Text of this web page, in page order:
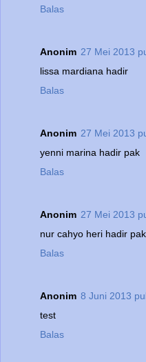
Balas
Anonim 27 Mei 2013
lissa mardiana hadir
Balas
Anonim 27 Mei 2013
yenni marina hadir pak
Balas
Anonim 27 Mei 2013
nur cahyo heri hadir pak
Balas
Anonim 8 Juni 2013
test
Balas